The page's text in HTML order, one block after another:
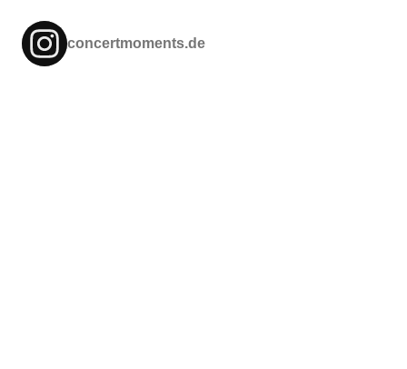
concertmoments.de